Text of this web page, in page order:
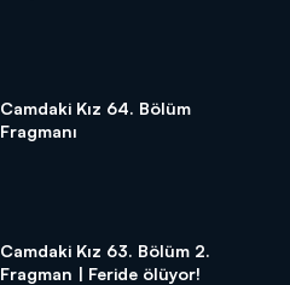
Camdaki Kız 64. Bölüm
Fragmanı
Camdaki Kız 63. Bölüm 2.
Fragman | Feride ölüyor!